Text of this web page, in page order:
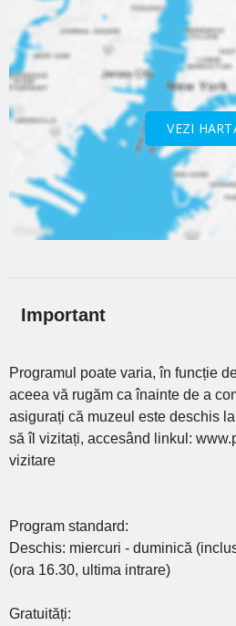
VEZI
Important
Programul poate varia, în funcție
aceea vă rugăm ca înainte de a
asigurați că muzeul este deschis
să îl vizitați, accesând linkul:
vizitare
Program standard:
Deschis: miercuri - duminică
(ora 16.30, ultima intrare)
Gratuități: